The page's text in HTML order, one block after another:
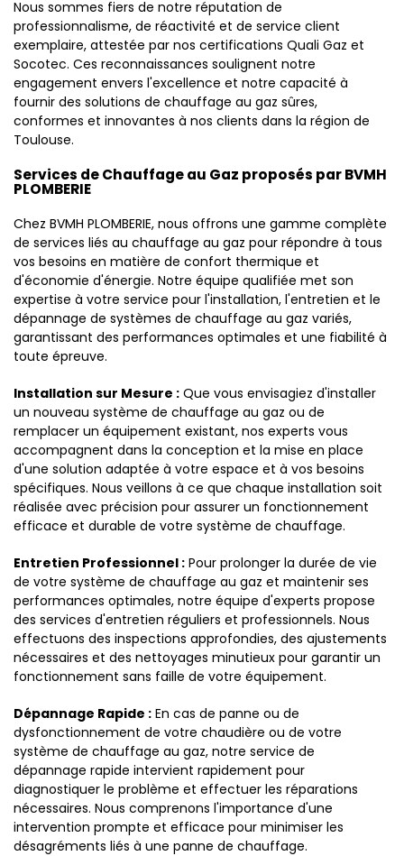
Nous sommes fiers de notre réputation de
professionnalisme, de réactivité et de service client
exemplaire, attestée par nos certifications Quali Gaz et
Socotec. Ces reconnaissances soulignent notre
engagement envers l'excellence et notre capacité à
fournir des solutions de chauffage au gaz sûres,
conformes et innovantes à nos clients dans la région de
Toulouse.
Services de Chauffage au Gaz proposés par BVMH
PLOMBERIE
Chez BVMH PLOMBERIE, nous offrons une gamme complète
de services liés au chauffage au gaz pour répondre à tous
vos besoins en matière de confort thermique et
d'économie d'énergie. Notre équipe qualifiée met son
expertise à votre service pour l'installation, l'entretien et le
dépannage de systèmes de chauffage au gaz variés,
garantissant des performances optimales et une fiabilité à
toute épreuve.
Installation sur Mesure : Que vous envisagiez d'installer
un nouveau système de chauffage au gaz ou de
remplacer un équipement existant, nos experts vous
accompagnent dans la conception et la mise en place
d'une solution adaptée à votre espace et à vos besoins
spécifiques. Nous veillons à ce que chaque installation soit
réalisée avec précision pour assurer un fonctionnement
efficace et durable de votre système de chauffage.
Entretien Professionnel : Pour prolonger la durée de vie
de votre système de chauffage au gaz et maintenir ses
performances optimales, notre équipe d'experts propose
des services d'entretien réguliers et professionnels. Nous
effectuons des inspections approfondies, des ajustements
nécessaires et des nettoyages minutieux pour garantir un
fonctionnement sans faille de votre équipement.
Dépannage Rapide : En cas de panne ou de
dysfonctionnement de votre chaudière ou de votre
système de chauffage au gaz, notre service de
dépannage rapide intervient rapidement pour
diagnostiquer le problème et effectuer les réparations
nécessaires. Nous comprenons l'importance d'une
intervention prompte et efficace pour minimiser les
désagréments liés à une panne de chauffage.